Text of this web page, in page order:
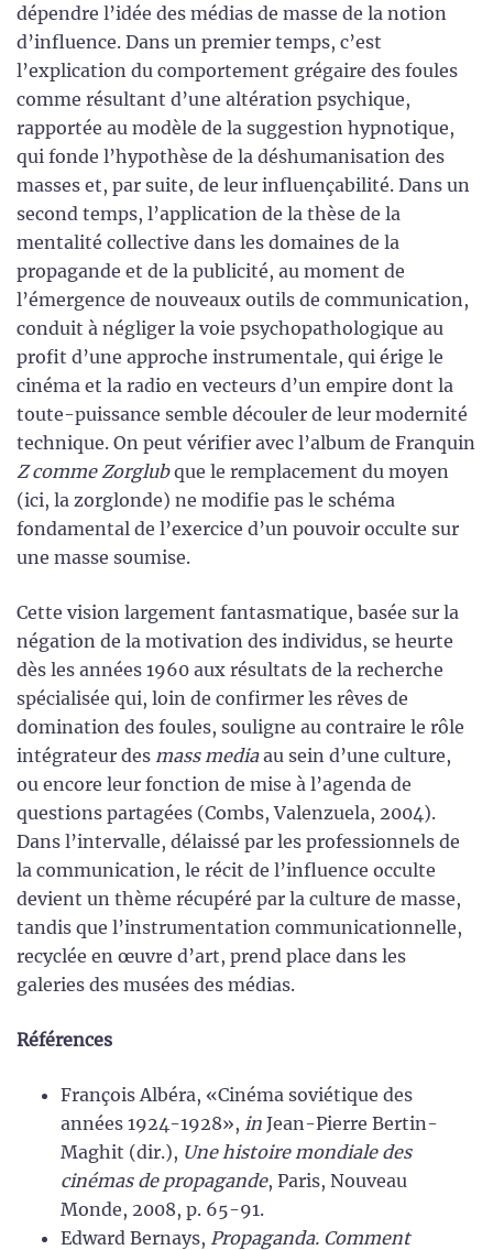
dépendre l’idée des médias de masse de la notion
d’influence. Dans un premier temps, c’est
l’explication du comportement grégaire des foules
comme résultant d’une altération psychique,
rapportée au modèle de la suggestion hypnotique,
qui fonde l’hypothèse de la déshumanisation des
masses et, par suite, de leur influençabilité. Dans un
second temps, l’application de la thèse de la
mentalité collective dans les domaines de la
propagande et de la publicité, au moment de
l’émergence de nouveaux outils de communication,
conduit à négliger la voie psychopathologique au
profit d’une approche instrumentale, qui érige le
cinéma et la radio en vecteurs d’un empire dont la
toute-puissance semble découler de leur modernité
technique. On peut vérifier avec l’album de Franquin
Z comme Zorglubque le remplacement du moyen
(ici, la zorglonde) ne modifie pas le schéma
fondamental de l’exercice d’un pouvoir occulte sur
une masse soumise.
Cette vision largement fantasmatique, basée sur la
négation de la motivation des individus, se heurte
dès les années 1960 aux résultats de la recherche
spécialisée qui, loin de confirmer les rêves de
domination des foules, souligne au contraire le rôle
intégrateur des mass mediaau sein d’une culture,
ou encore leur fonction de mise à l’agenda de
questions partagées (Combs, Valenzuela, 2004).
Dans l’intervalle, délaissé par les professionnels de
la communication, le récit de l’influence occulte
devient un thème récupéré par la culture de masse,
tandis que l’instrumentation communicationnelle,
recyclée en œuvre d’art, prend place dans les
galeries des musées des médias.
Références
François Albéra, «Cinéma soviétique des
années 1924-1928», in Jean-Pierre Bertin-
Maghit (dir.), Une histoire mondiale des
cinémas de propagande, Paris, Nouveau
Monde, 2008, p. 65-91.
Edward Bernays, Propaganda. Comment